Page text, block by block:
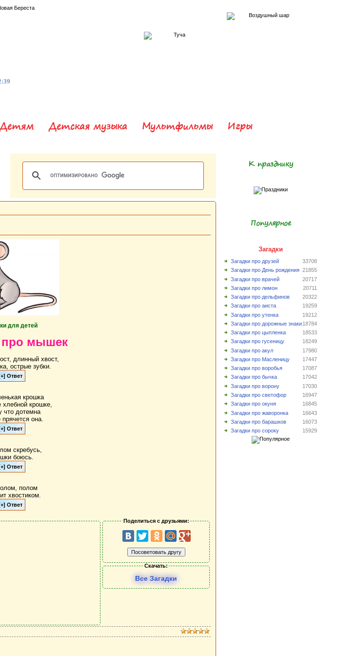
Детская музыка Мультфильмы Игры
для детей
про мышек
длинный хвост,
острые зубки.
крошка
хлебной крошке,
что дотемна
прячется она.
скребусь,
боюсь.
полом
хвостиком.
Поделиться с друзьями:
Скачать:
Все Загадки
К празднику
Популярное
Загадки
Загадки про друзей
33708
Загадки про День рождения 21855
Загадки про врачей
20717
Загадки про лимон
20711
Загадки про дельфинов
20322
Загадки про аиста
19259
Загадки про утенка
19212
Загадки про дорожные знаки18784
Загадки про цыпленка
18533
Загадки про гусеницу
18249
Загадки про акул
17980
Загадки про Масленицу
17447
Загадки про воробья
17087
Загадки про бычка
17042
Загадки про ворону
17030
Загадки про светофор
16947
Загадки про окуня
16845
Загадки про жаворонка
16643
Загадки про барашков
16073
Загадки про сороку
15929